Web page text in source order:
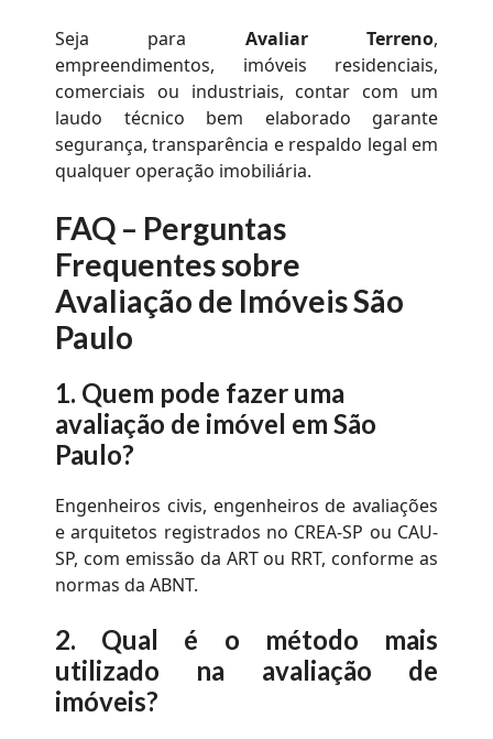
Seja para Avaliar Terreno,
empreendimentos, imóveis residenciais,
comerciais ou industriais, contar com um
laudo técnico bem elaborado garante
segurança, transparência e respaldo legal em
qualquer operação imobiliária.
FAQ – Perguntas
Frequentes sobre
Avaliação de Imóveis São
Paulo
1. Quem pode fazer uma
avaliação de imóvel em São
Paulo?
Engenheiros civis, engenheiros de avaliações
e arquitetos registrados no CREA-SP ou CAU-
SP, com emissão da ART ou RRT, conforme as
normas da ABNT.
2. Qual é o método mais
utilizado na avaliação de
imóveis?